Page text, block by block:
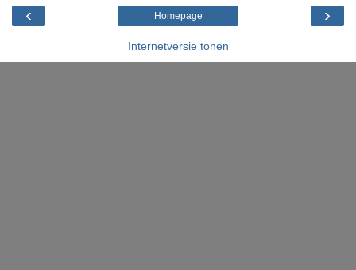
‹ ›
Homepage
Internetversie tonen